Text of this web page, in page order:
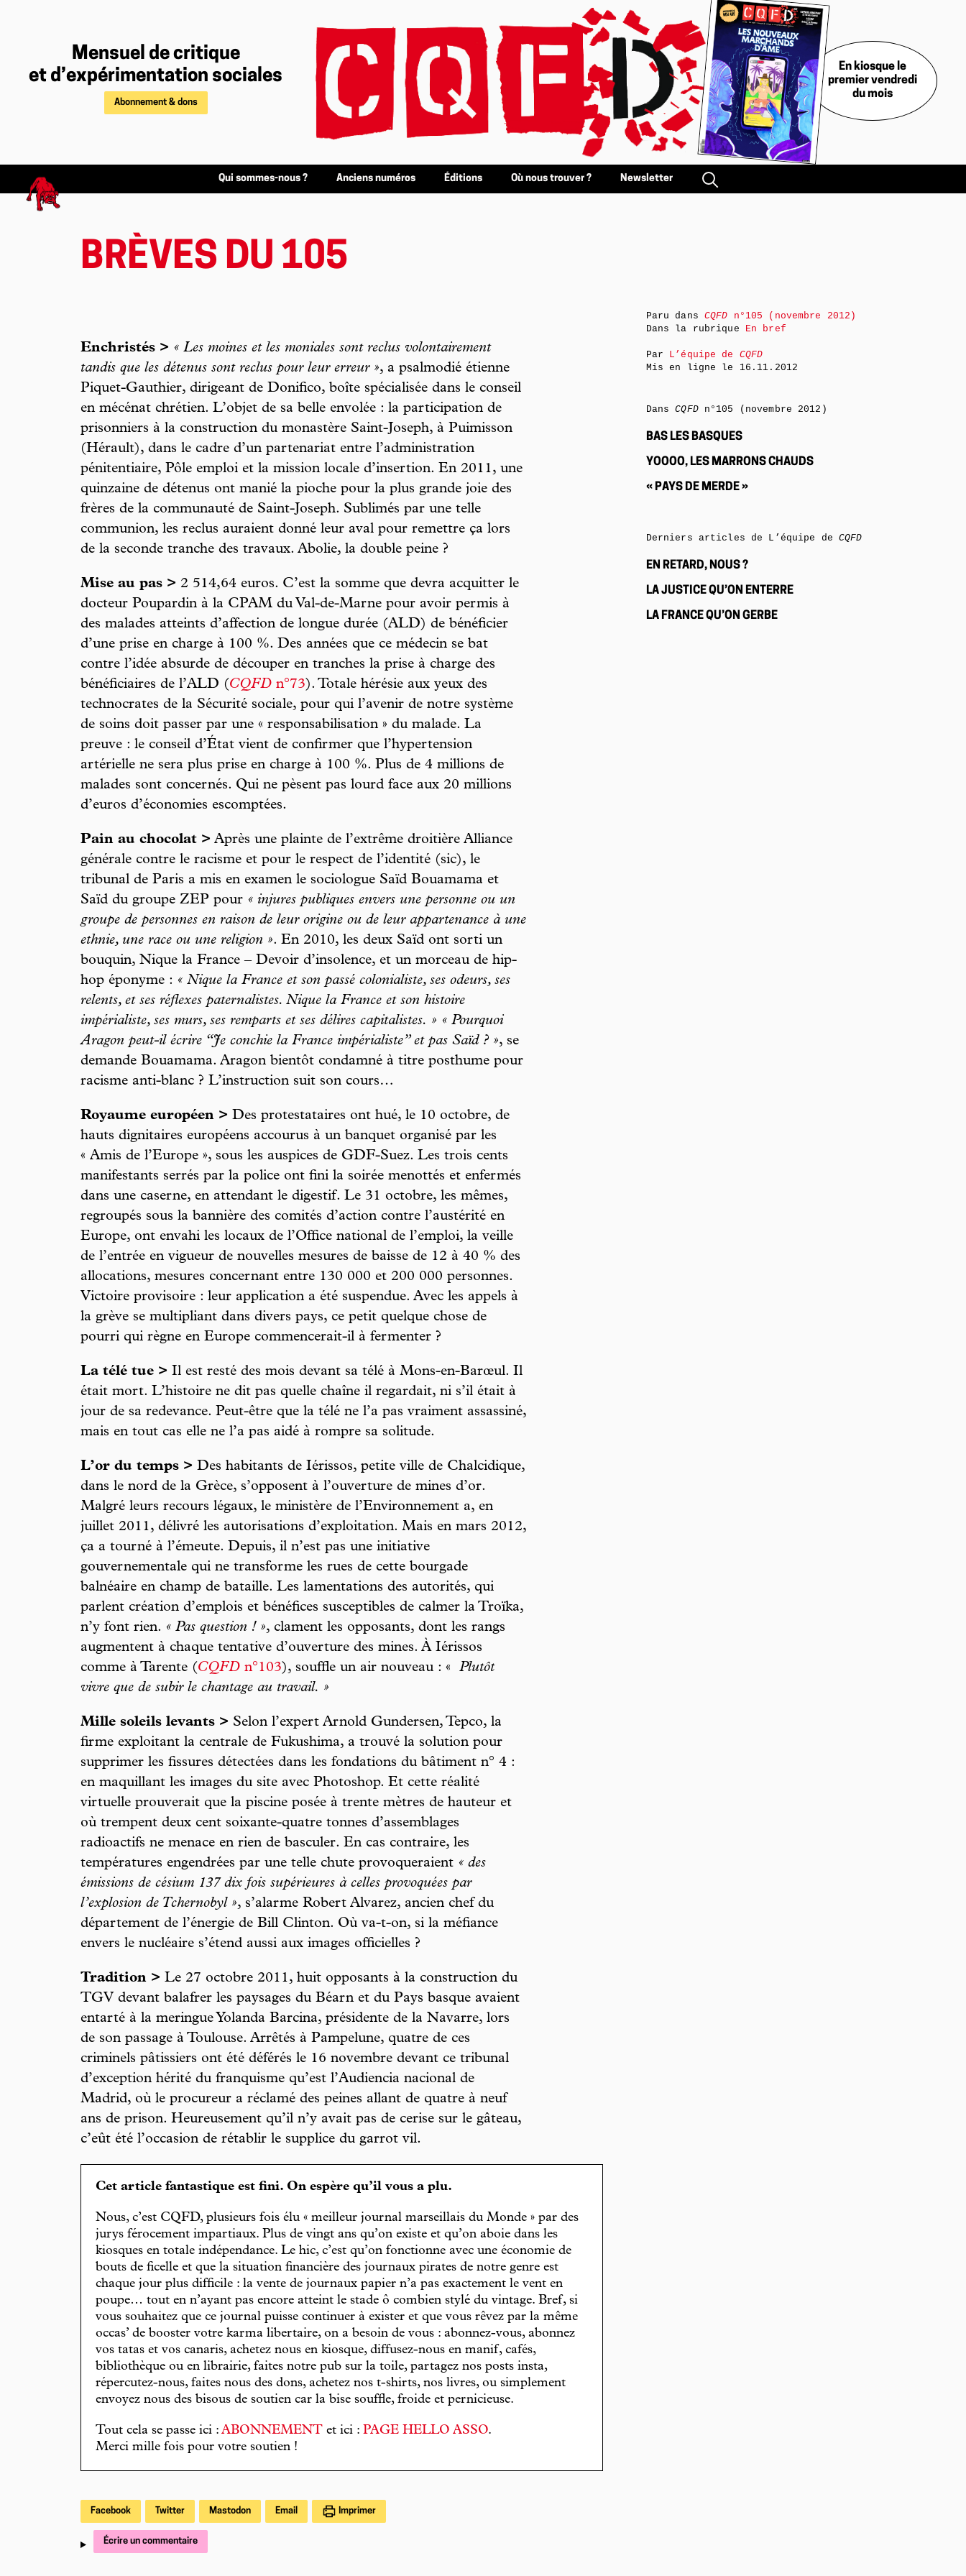
Mensuel de critique
et d’expérimentation sociales
Abonnement & dons
En kiosque le
premier vendredi
du mois
Qui sommes-nous ? Anciens numéros Éditions Où nous trouver ? Newsletter
BRÈVES DU 105
Enchristés > « Les moines et les moniales sont reclus volontairement
tandis que les détenus sont reclus pour leur erreur », a psalmodié étienne
Piquet-Gauthier, dirigeant de Donifico, boîte spécialisée dans le conseil
en mécénat chrétien. L’objet de sa belle envolée : la participation de
prisonniers à la construction du monastère Saint-Joseph, à Puimisson
(Hérault), dans le cadre d’un partenariat entre l’administration
pénitentiaire, Pôle emploi et la mission locale d’insertion. En 2011, une
quinzaine de détenus ont manié la pioche pour la plus grande joie des
frères de la communauté de Saint-Joseph. Sublimés par une telle
communion, les reclus auraient donné leur aval pour remettre ça lors
de la seconde tranche des travaux. Abolie, la double peine ?
Mise au pas > 2 514,64 euros. C’est la somme que devra acquitter le
docteur Poupardin à la CPAM du Val-de-Marne pour avoir permis à
des malades atteints d’affection de longue durée (ALD) de bénéficier
d’une prise en charge à 100 %. Des années que ce médecin se bat
contre l’idée absurde de découper en tranches la prise à charge des
bénéficiaires de l’ALD (CQFD n°73). Totale hérésie aux yeux des
technocrates de la Sécurité sociale, pour qui l’avenir de notre système
de soins doit passer par une « responsabilisation » du malade. La
preuve : le conseil d’État vient de confirmer que l’hypertension
artérielle ne sera plus prise en charge à 100 %. Plus de 4 millions de
malades sont concernés. Qui ne pèsent pas lourd face aux 20 millions
d’euros d’économies escomptées.
Pain au chocolat > Après une plainte de l’extrême droitière Alliance
générale contre le racisme et pour le respect de l’identité (sic), le
tribunal de Paris a mis en examen le sociologue Saïd Bouamama et
Saïd du groupe ZEP pour « injures publiques envers une personne ou un
groupe de personnes en raison de leur origine ou de leur appartenance à une
ethnie, une race ou une religion ». En 2010, les deux Saïd ont sorti un
bouquin, Nique la France – Devoir d’insolence, et un morceau de hip-
hop éponyme : « Nique la France et son passé colonialiste, ses odeurs, ses
relents, et ses réflexes paternalistes. Nique la France et son histoire
impérialiste, ses murs, ses remparts et ses délires capitalistes. » « Pourquoi
Aragon peut-il écrire “Je conchie la France impérialiste” et pas Saïd ? », se
demande Bouamama. Aragon bientôt condamné à titre posthume pour
racisme anti-blanc ? L’instruction suit son cours…
Royaume européen > Des protestataires ont hué, le 10 octobre, de
hauts dignitaires européens accourus à un banquet organisé par les
« Amis de l’Europe », sous les auspices de GDF-Suez. Les trois cents
manifestants serrés par la police ont fini la soirée menottés et enfermés
dans une caserne, en attendant le digestif. Le 31 octobre, les mêmes,
regroupés sous la bannière des comités d’action contre l’austérité en
Europe, ont envahi les locaux de l’Office national de l’emploi, la veille
de l’entrée en vigueur de nouvelles mesures de baisse de 12 à 40 % des
allocations, mesures concernant entre 130 000 et 200 000 personnes.
Victoire provisoire : leur application a été suspendue. Avec les appels à
la grève se multipliant dans divers pays, ce petit quelque chose de
pourri qui règne en Europe commencerait-il à fermenter ?
La télé tue > Il est resté des mois devant sa télé à Mons-en-Barœul. Il
était mort. L’histoire ne dit pas quelle chaîne il regardait, ni s’il était à
jour de sa redevance. Peut-être que la télé ne l’a pas vraiment assassiné,
mais en tout cas elle ne l’a pas aidé à rompre sa solitude.
L’or du temps > Des habitants de Iérissos, petite ville de Chalcidique,
dans le nord de la Grèce, s’opposent à l’ouverture de mines d’or.
Malgré leurs recours légaux, le ministère de l’Environnement a, en
juillet 2011, délivré les autorisations d’exploitation. Mais en mars 2012,
ça a tourné à l’émeute. Depuis, il n’est pas une initiative
gouvernementale qui ne transforme les rues de cette bourgade
balnéaire en champ de bataille. Les lamentations des autorités, qui
parlent création d’emplois et bénéfices susceptibles de calmer la Troïka,
n’y font rien. « Pas question ! », clament les opposants, dont les rangs
augmentent à chaque tentative d’ouverture des mines. À Iérissos
comme à Tarente (CQFD n°103), souffle un air nouveau : «
Plutôt
vivre que de subir le chantage au travail. »
Mille soleils levants > Selon l’expert Arnold Gundersen, Tepco, la
firme exploitant la centrale de Fukushima, a trouvé la solution pour
supprimer les fissures détectées dans les fondations du bâtiment n° 4 :
en maquillant les images du site avec Photoshop. Et cette réalité
virtuelle prouverait que la piscine posée à trente mètres de hauteur et
où trempent deux cent soixante-quatre tonnes d’assemblages
radioactifs ne menace en rien de basculer. En cas contraire, les
températures engendrées par une telle chute provoqueraient « des
émissions de césium 137 dix fois supérieures à celles provoquées par
l’explosion de Tchernobyl », s’alarme Robert Alvarez, ancien chef du
département de l’énergie de Bill Clinton. Où va-t-on, si la méfiance
envers le nucléaire s’étend aussi aux images officielles ?
Tradition > Le 27 octobre 2011, huit opposants à la construction du
TGV devant balafrer les paysages du Béarn et du Pays basque avaient
entarté à la meringue Yolanda Barcina, présidente de la Navarre, lors
de son passage à Toulouse. Arrêtés à Pampelune, quatre de ces
criminels pâtissiers ont été déférés le 16 novembre devant ce tribunal
d’exception hérité du franquisme qu’est l’Audiencia nacional de
Madrid, où le procureur a réclamé des peines allant de quatre à neuf
ans de prison. Heureusement qu’il n’y avait pas de cerise sur le gâteau,
c’eût été l’occasion de rétablir le supplice du garrot vil.
Cet article fantastique est fini. On espère qu’il vous a plu.
Nous, c’est CQFD, plusieurs fois élu « meilleur journal marseillais du Monde » par des
jurys férocement impartiaux. Plus de vingt ans qu’on existe et qu’on aboie dans les
kiosques en totale indépendance. Le hic, c’est qu’on fonctionne avec une économie de
bouts de ficelle et que la situation financière des journaux pirates de notre genre est
chaque jour plus difficile : la vente de journaux papier n’a pas exactement le vent en
poupe… tout en n’ayant pas encore atteint le stade ô combien stylé du vintage. Bref, si
vous souhaitez que ce journal puisse continuer à exister et que vous rêvez par la même
occas’ de booster votre karma libertaire, on a besoin de vous : abonnez-vous, abonnez
vos tatas et vos canaris, achetez nous en kiosque, diffusez-nous en manif, cafés,
bibliothèque ou en librairie, faites notre pub sur la toile, partagez nos posts insta,
répercutez-nous, faites nous des dons, achetez nos t-shirts, nos livres, ou simplement
envoyez nous des bisous de soutien car la bise souffle, froide et pernicieuse.
Tout cela se passe ici : ABONNEMENT et ici : PAGE HELLO ASSO.
Merci mille fois pour votre soutien !
Facebook Twitter Mastodon Email Imprimer
Écrire un commentaire
Paru dans CQFD n°105 (novembre 2012)
Dans la rubrique En bref
Par L’équipe de CQFD
Mis en ligne le 16.11.2012
DansCQFDn°105 (novembre 2012)
BAS LES BASQUES
YOOOO, LES MARRONS CHAUDS
« PAYS DE MERDE »
Derniers articles de L’équipe de CQFD
EN RETARD, NOUS ?
LA JUSTICE QU’ON ENTERRE
LA FRANCE QU’ON GERBE